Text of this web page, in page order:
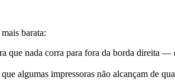
barata:
que nada corra para fora da borda direita
algumas impressoras não alcançam de